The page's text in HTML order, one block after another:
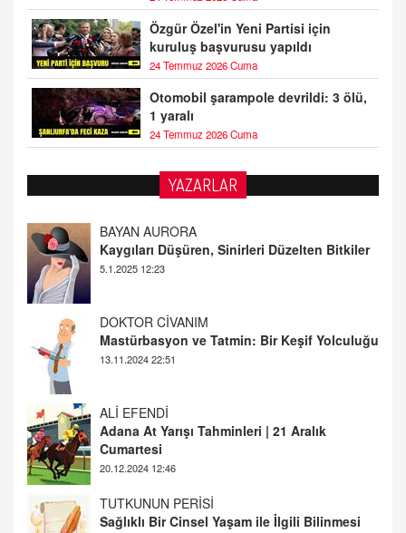
Özgür Özel'in Yeni Partisi için
kuruluş başvurusu yapıldı
24 Temmuz 2026 Cuma
Otomobil şarampole devrildi: 3 ölü,
1 yaralı
24 Temmuz 2026 Cuma
YAZARLAR
DOKTOR CİVANIM
Mastürbasyon ve Tatmin: Bir Keşif Yolculuğu
13.11.2024 22:51
ALİ EFENDİ
Adana At Yarışı Tahminleri | 21 Aralık
Cumartesi
TUTKUNUN PERİSİ
Sağlıklı Bir Cinsel Yaşam ile İlgili Bilinmesi
Gerekenler
08.11.2024 13:16
FARUK ÖNALAN
Tezkere Onaylanmasaydı…